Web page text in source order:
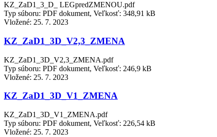
KZ_ZaD1_3_D_ LEGpredZMENOU.pdf
Typ súboru: PDF dokument, Veľkosť: 348,91 kB
Vložené: 25. 7. 2023
KZ_ZaD1_3D_V2,3_ZMENA
KZ_ZaD1_3D_V2,3_ZMENA.pdf
Typ súboru: PDF dokument, Veľkosť: 246,9 kB
Vložené: 25. 7. 2023
KZ_ZaD1_3D_V1_ZMENA
KZ_ZaD1_3D_V1_ZMENA.pdf
Typ súboru: PDF dokument, Veľkosť: 226,54 kB
Vložené: 25. 7. 2023